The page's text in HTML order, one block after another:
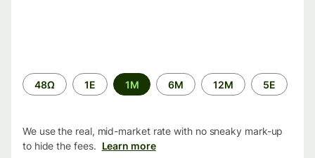
Time
period
48Ω 1Ε 1M 6M 12M 5Ε
We use the real, mid-market rate with no sneaky mark-up
to hide the fees. Learn more